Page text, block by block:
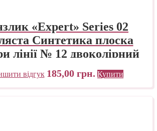
«Expert» Series 02
Синтетика плоска
лінії № 12 двоколірний
ворс
відгук 185,00 грн. Купити